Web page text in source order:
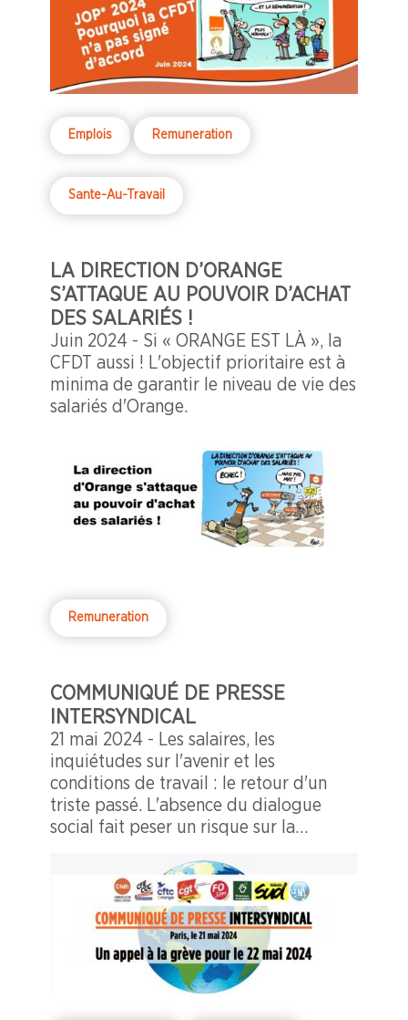
Emplois Remuneration
Sante-Au-Travail
LA DIRECTION D’ORANGE
S’ATTAQUE AU POUVOIR D’ACHAT
DES SALARIÉS !
Juin 2024 - Si « ORANGE EST LÀ », la
CFDT aussi ! L'objectif prioritaire est à
minima de garantir le niveau de vie des
salariés d'Orange.
Remuneration
COMMUNIQUÉ DE PRESSE
INTERSYNDICAL
21 mai 2024 - Les salaires, les
inquiétudes sur l'avenir et les
conditions de travail : le retour d'un
triste passé. L'absence du dialogue
social fait peser un risque sur la